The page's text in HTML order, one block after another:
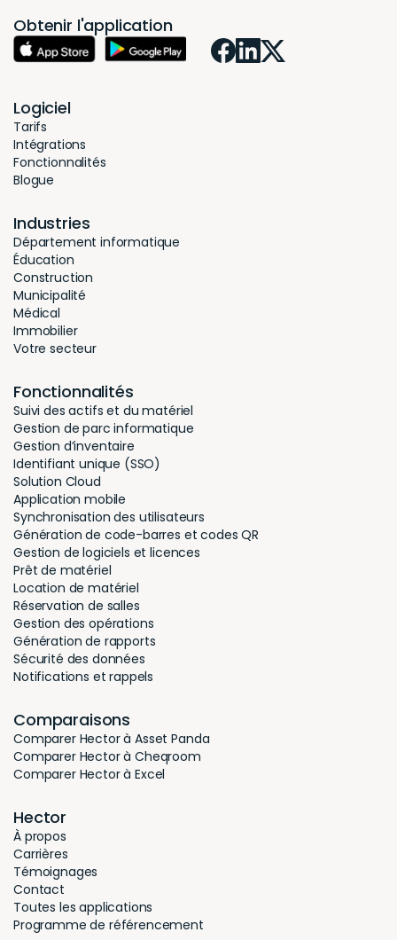
Obtenir l'application
Logiciel
Tarifs
Intégrations
Fonctionnalités
Blogue
Industries
Département informatique
Éducation
Construction
Municipalité
Médical
Immobilier
Votre secteur
Fonctionnalités
Suivi des actifs et du matériel
Gestion de parc informatique
Gestion d’inventaire
Identifiant unique (SSO)
Solution Cloud
Application mobile
Synchronisation des utilisateurs
Génération de code-barres et codes QR
Gestion de logiciels et licences
Prêt de matériel
Location de matériel
Réservation de salles
Gestion des opérations
Génération de rapports
Sécurité des données
Notifications et rappels
Comparaisons
Comparer Hector à Asset Panda
Comparer Hector à Cheqroom
Comparer Hector à Excel
Hector
À propos
Carrières
Témoignages
Contact
Toutes les applications
Programme de référencement